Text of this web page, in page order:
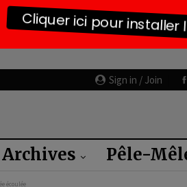
Sign in / Join
Archives Pêle-
écoulée
Cliquer ici pour installer